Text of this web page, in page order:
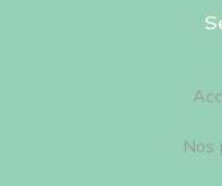
Nos